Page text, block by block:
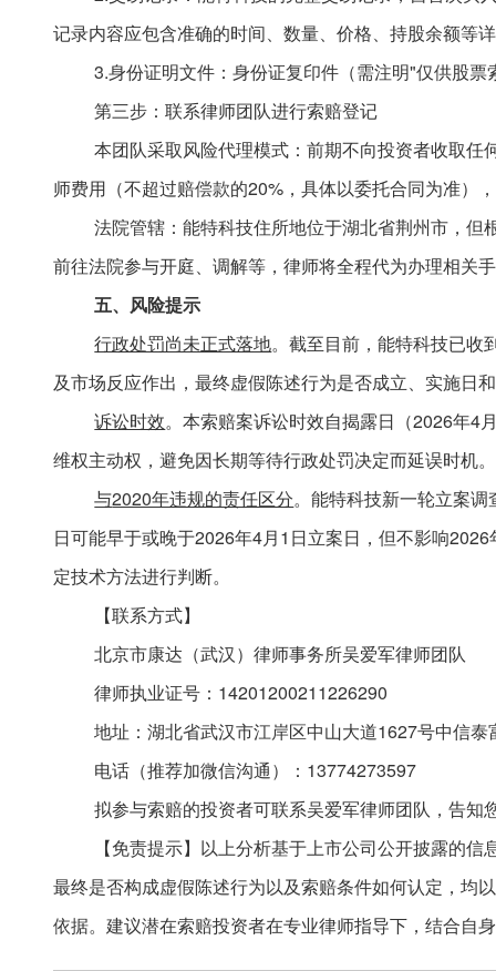
记录内容应包含准确的时间、数量、价格、持股余额等
3.身份证明文件：身份证复印件（需注明"仅供股票
第三步：联系律师团队进行索赔登记
本团队采取风险代理模式：前期不向投资者收取
师费用（不超过赔偿款的20%，具体以委托合同为准）
法院管辖：能特科技住所地位于湖北省荆州市，
前往法院参与开庭、调解等，律师将全程代为办理相关
五、风险提示
行政处罚尚未正式落地。截至目前，能特科技已收
及市场反应作出，最终虚假陈述行为是否成立、实施日
诉讼时效。本索赔案诉讼时效自揭露日（2026年4
维权主动权，避免因长期等待行政处罚决定而延误时机。
与2020年违规的责任区分。能特科技新一轮立案
日可能早于或晚于2026年4月1日立案日，但不影响
定技术方法进行判断。
【联系方式】
北京市康达（武汉）律师事务所吴爱军律师团队
律师执业证号： 14201200211226290
地址：湖北省武汉市江岸区中山大道1627号中信泰
电话（推荐加微信沟通）： 13774273597
拟参与索赔的投资者可联系吴爱军律师团队，告
【免责提示】以上分析基于上市公司公开披露的
最终是否构成虚假陈述行为以及索赔条件如何认定，均
依据。建议潜在索赔投资者在专业律师指导下，结合自